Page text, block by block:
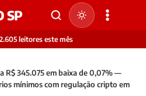
SP
leitores este mês
R$ 345.075 em baixa de 0,07% —
mínimos com regulação cripto em